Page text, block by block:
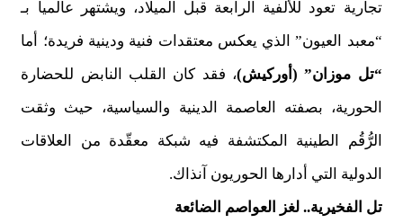
تجارية تعود للألفية الرابعة قبل الميلاد، ويشتهر عالمياً بـ
“معبد العيون” الذي يعكس معتقدات فنية ودينية فريدة؛ أما
“تل موزان” (أوركيش)، فقد كان القلب النابض للحضارة
الحورية، بصفته العاصمة الدينية والسياسية، حيث وثقت
الرُّقُم الطينية المكتشفة فيه شبكة معقّدة من العلاقات
الدولية التي أدارها الحوريون آنذاك.
تل الفخيرية.. لغز العواصم الضائعة